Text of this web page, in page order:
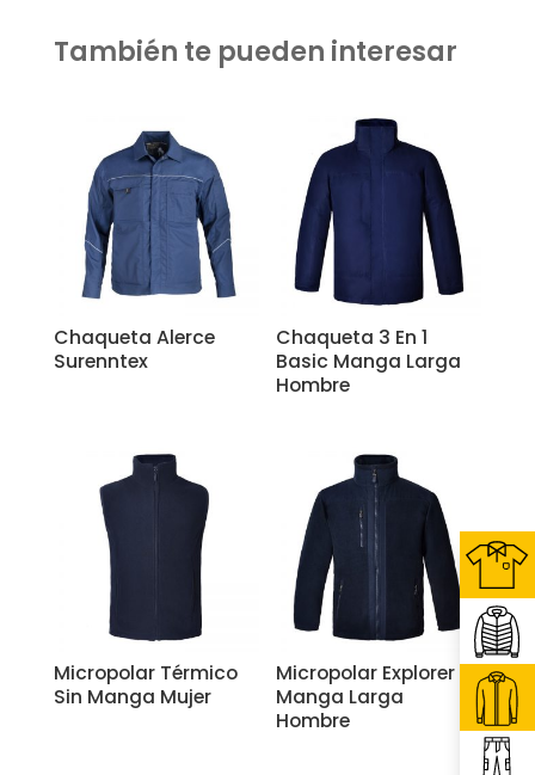
También te pueden interesar
Related products
Chaqueta Alerce
Surenntex
Chaqueta 3 En 1
Basic Manga Larga
Hombre
Micropolar Térmico
Sin Manga Mujer
Micropolar Explorer
Manga Larga
Hombre